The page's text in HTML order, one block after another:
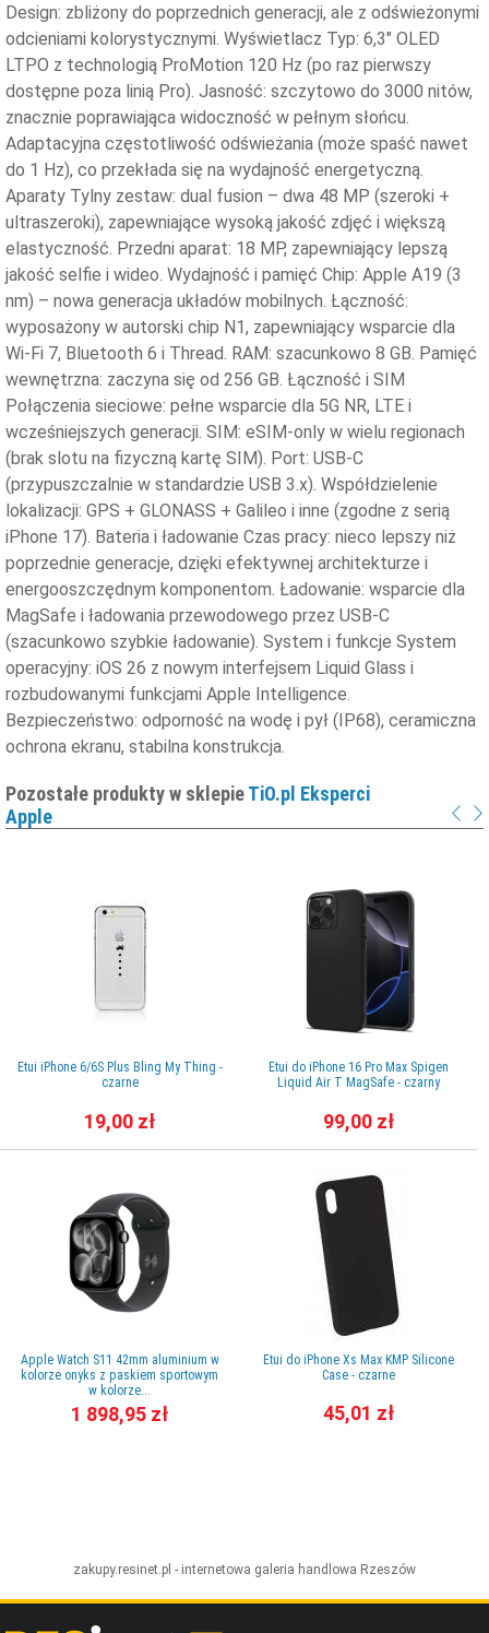
Design: zbliżony do poprzednich generacji, ale z odświeżonymi
odcieniami kolorystycznymi. Wyświetlacz Typ: 6,3″ OLED
LTPO z technologią ProMotion 120 Hz (po raz pierwszy
dostępne poza linią Pro). Jasność: szczytowo do 3000 nitów,
znacznie poprawiająca widoczność w pełnym słońcu.
Adaptacyjna częstotliwość odświeżania (może spaść nawet
do 1 Hz), co przekłada się na wydajność energetyczną.
Aparaty Tylny zestaw: dual fusion – dwa 48 MP (szeroki +
ultraszeroki), zapewniające wysoką jakość zdjęć i większą
elastyczność. Przedni aparat: 18 MP, zapewniający lepszą
jakość selfie i wideo. Wydajność i pamięć Chip: Apple A19 (3
nm) – nowa generacja układów mobilnych. Łączność:
wyposażony w autorski chip N1, zapewniający wsparcie dla
Wi-Fi 7, Bluetooth 6 i Thread. RAM: szacunkowo 8 GB. Pamięć
wewnętrzna: zaczyna się od 256 GB. Łączność i SIM
Połączenia sieciowe: pełne wsparcie dla 5G NR, LTE i
wcześniejszych generacji. SIM: eSIM-only w wielu regionach
(brak slotu na fizyczną kartę SIM). Port: USB-C
(przypuszczalnie w standardzie USB 3.x). Współdzielenie
lokalizacji: GPS + GLONASS + Galileo i inne (zgodne z serią
iPhone 17). Bateria i ładowanie Czas pracy: nieco lepszy niż
poprzednie generacje, dzięki efektywnej architekturze i
energooszczędnym komponentom. Ładowanie: wsparcie dla
MagSafe i ładowania przewodowego przez USB-C
(szacunkowo szybkie ładowanie). System i funkcje System
operacyjny: iOS 26 z nowym interfejsem Liquid Glass i
rozbudowanymi funkcjami Apple Intelligence.
Bezpieczeństwo: odporność na wodę i pył (IP68), ceramiczna
ochrona ekranu, stabilna konstrukcja.
Pozostałe produkty w sklepieTiO.pl Eksperci
Apple
Etui iPhone 6/6S Plus Bling My Thing -
czarne
19,00 zł
Apple Watch S11 42mm aluminium w
kolorze onyks z paskiem sportowym
w kolorze...
1 898,95 zł
Etui do iPhone 16 Pro Max Spigen
Liquid Air T MagSafe - czarny
99,00 zł
Etui do iPhone Xs Max KMP Silicone
Case - czarne
45,01 zł
zakupy.resinet.pl - internetowa galeria handlowa Rzeszów